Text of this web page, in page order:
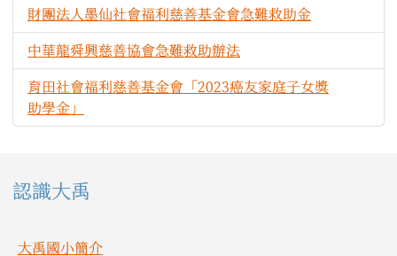
財團法人墨仙社會福利慈善基金會急難救助金
中華龍舜興慈善協會急難救助辦法
育田社會福利慈善基金會「2023癌友家庭子女獎
助學金」
左邊區域內容
認識大禹
大禹國小簡介